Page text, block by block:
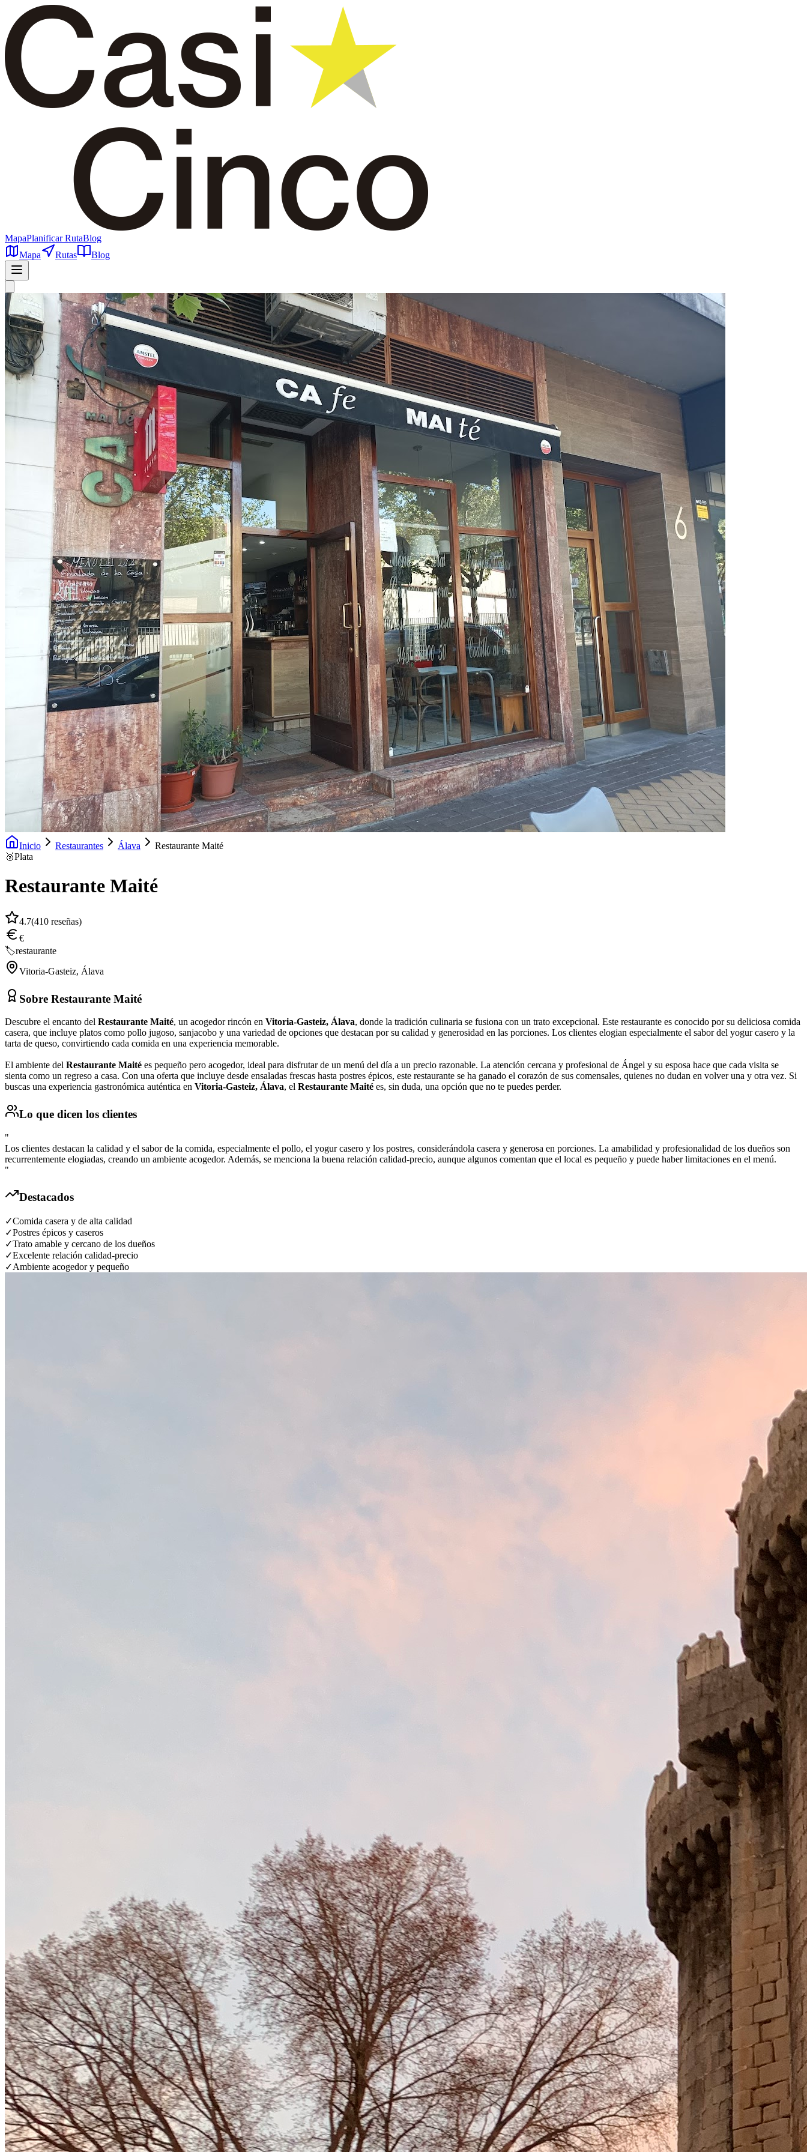
MapaPlanificar RutaBlog
Mapa
Rutas Blog
Inicio Restaurantes Álava
Restaurante Maité
🥈Plata
Restaurante Maité
4.7(410 reseñas)
€
🏷️restaurante
Vitoria-Gasteiz, Álava
Sobre Restaurante Maité
Descubre el encanto del Restaurante Maité, un acogedor rincón en Vitoria-Gasteiz, Álava, donde la tradición culinaria se fusiona con un trato excepcional. Este restaurante es conocido por su deliciosa comida
casera, que incluye platos como pollo jugoso, sanjacobo y una variedad de opciones que destacan por su calidad y generosidad en las porciones. Los clientes elogian especialmente el sabor del yogur casero y la
tarta de queso, convirtiendo cada comida en una experiencia memorable.
El ambiente del Restaurante Maité es pequeño pero acogedor, ideal para disfrutar de un menú del día a un precio razonable. La atención cercana y profesional de Ángel y su esposa hace que cada visita se
sienta como un regreso a casa. Con una oferta que incluye desde ensaladas frescas hasta postres épicos, este restaurante se ha ganado el corazón de sus comensales, quienes no dudan en volver una y otra vez. Si
buscas una experiencia gastronómica auténtica en Vitoria-Gasteiz, Álava, el Restaurante Maité es, sin duda, una opción que no te puedes perder.
Lo que dicen los clientes
"
Los clientes destacan la calidad y el sabor de la comida, especialmente el pollo, el yogur casero y los postres, considerándola casera y generosa en porciones. La amabilidad y profesionalidad de los dueños son
recurrentemente elogiadas, creando un ambiente acogedor. Además, se menciona la buena relación calidad-precio, aunque algunos comentan que el local es pequeño y puede haber limitaciones en el menú.
"
Destacados
✓Comida casera y de alta calidad
✓Postres épicos y caseros
✓Trato amable y cercano de los dueños
✓Excelente relación calidad-precio
✓Ambiente acogedor y pequeño